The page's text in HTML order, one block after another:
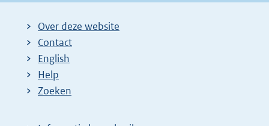
Over deze website
Contact
English
Help
Zoeken